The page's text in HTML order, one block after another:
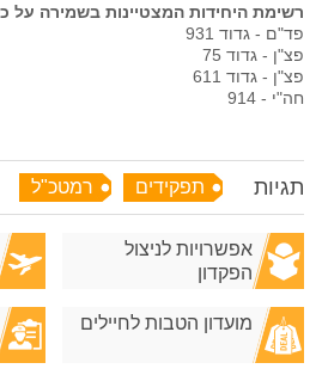
רשימת היחידות המצטיינות בשמירה על
פד"ם - גדוד 931
פצ"ן - גדוד 75
פצ"ן - גדוד 611
חה"י - 914
תגיות תפקידים רמטכ"ל
אפשרויות לניצול
הפקדון
מועדון הטבות לחיילים